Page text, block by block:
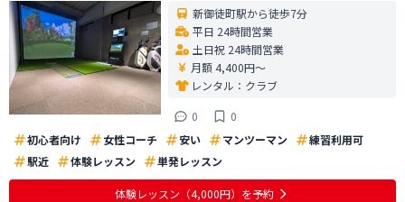
新御徒町駅から徒歩7分
平日 24時間営業
土日祝 24時間営業
月額 4,400円〜
レンタル： クラブ
0
0
初心者向け
女性コーチ 安い マンツーマン
練習利用可
駅近
体験レッスン 単発レッスン
体験レッスン （4,000円） を予約